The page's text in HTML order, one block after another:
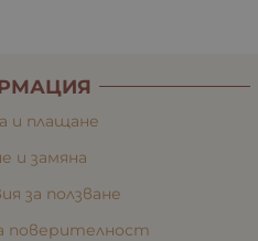
и плащане
и замяна
за ползване
поверителност